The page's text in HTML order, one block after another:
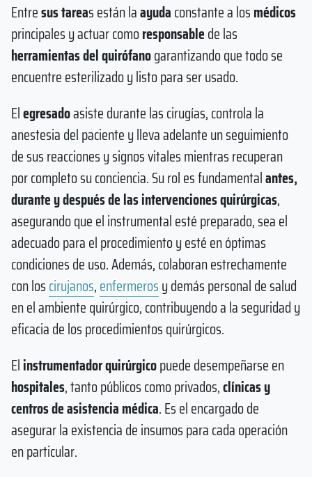
Entresus tareas están laayudaconstante a losmédicos
principales y actuar comoresponsablede las
herramientas del quirófanogarantizando que todo se
encuentre esterilizado y listo para ser usado.
Elegresadoasiste durante las cirugías, controla la
anestesia del paciente y lleva adelante un seguimiento
de sus reacciones y signos vitales mientras recuperan
por completo su conciencia. Su rol es fundamentalantes,
durante y después de las intervenciones quirúrgicas,
asegurando que el instrumental esté preparado, sea el
adecuado para el procedimiento y esté en óptimas
condiciones de uso. Además, colaboran estrechamente
con loscirujanos,enfermerosy demás personal de salud
en el ambiente quirúrgico, contribuyendo a la seguridad y
eficacia de los procedimientos quirúrgicos.
Elinstrumentador quirúrgicopuede desempeñarse en
hospitales, tanto públicos como privados,clínicas y
centros de asistencia médica. Es el encargado de
asegurar la existencia de insumos para cada operación
en particular.